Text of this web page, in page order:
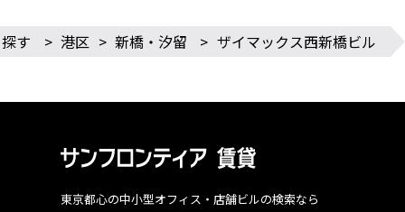
す > 港区 > 新橋・汐留 > ザイマックス西新橋ビル
東京都心の中小型オフィス・店舗ビルの検索なら